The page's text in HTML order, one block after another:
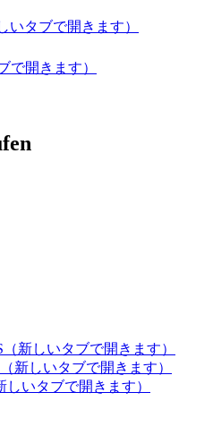
いタブで開きます）
で開きます）
（新しいタブで開きます）
（新しいタブで開きます）
しいタブで開きます）